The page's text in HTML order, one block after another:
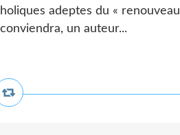
adeptes du « renouveau
un auteur...